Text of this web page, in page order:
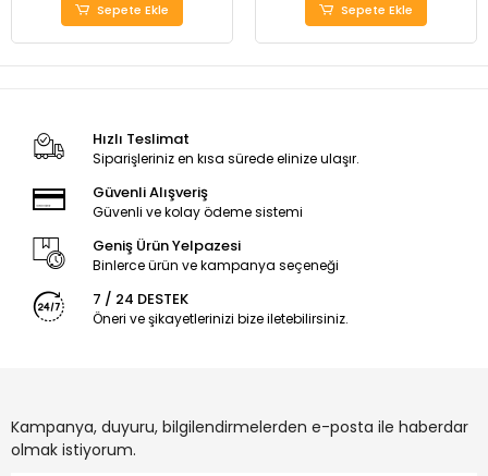
Sepete Ekle Sepete Ekle
Hızlı Teslimat
Siparişleriniz en kısa sürede elinize ulaşır.
Güvenli Alışveriş
Güvenli ve kolay ödeme sistemi
Geniş Ürün Yelpazesi
Binlerce ürün ve kampanya seçeneği
7 / 24 DESTEK
Öneri ve şikayetlerinizi bize iletebilirsiniz.
Kampanya, duyuru, bilgilendirmelerden e-posta ile haberdar
olmak istiyorum.